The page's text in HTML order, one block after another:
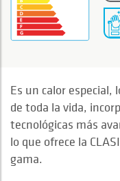
Es un calor especial,
de toda la vida,
tecnológicas más
lo que ofrece la
gama.